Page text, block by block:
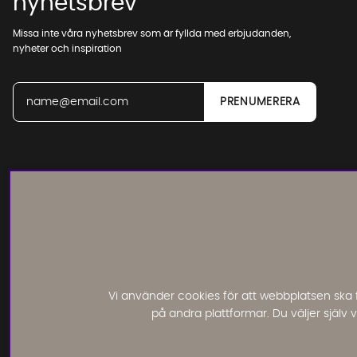
Vi använder cookies för att webbplatsen
på andra plattformar. Du väljer själv
Missa inte våra nyhetsbrev som är fyllda med erbjudanden,
nyheter och inspiration